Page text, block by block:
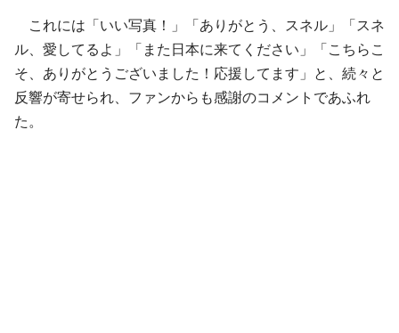
これには「いい写真！」「ありがとう、スネル」「スネ
ル、愛してるよ」「また日本に来てください」「こちらこ
そ、ありがとうございました！応援してます」と、続々と
反響が寄せられ、ファンからも感謝のコメントであふれ
た。